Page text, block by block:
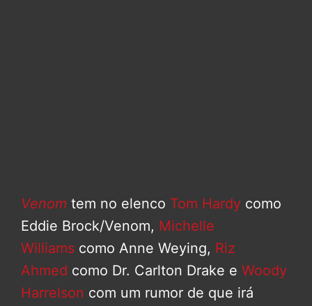
Venom tem no elenco Tom Hardy como
Eddie Brock/Venom, Michelle
Williams como Anne Weying, Riz
Ahmed como Dr. Carlton Drake e Woody
Harrelson com um rumor de que irá